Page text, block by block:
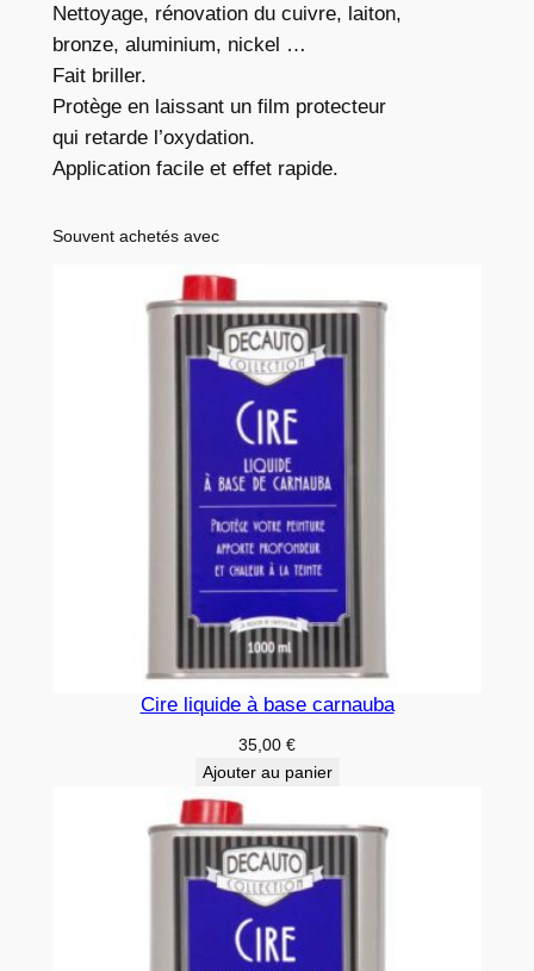
t
t
o
y
a
n
m
Nettoyage, rénovation du cuivre, laiton,
bronze, aluminium, nickel …
Fait briller.
Protège en laissant un film protecteur
qui retarde l’oxydation.
Application facile et effet rapide.
Souvent achetés avec
Cire liquide à base carnauba
35,00 €
Ajouter au panier